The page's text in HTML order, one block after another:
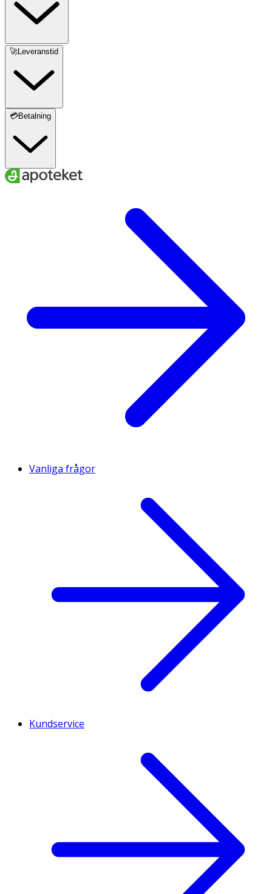
🚀Leveranstid
💳Betalning
Vanliga frågor
Kundservice